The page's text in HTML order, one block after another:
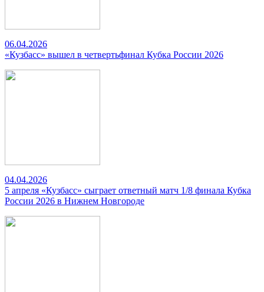
06.04.2026
«Кузбасс» вышел в четвертьфинал Кубка России 2026
04.04.2026
5 апреля «Кузбасс» сыграет ответный матч 1/8 финала Кубка
России 2026 в Нижнем Новгороде